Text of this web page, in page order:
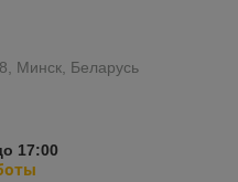
Минск, Беларусь
17:00